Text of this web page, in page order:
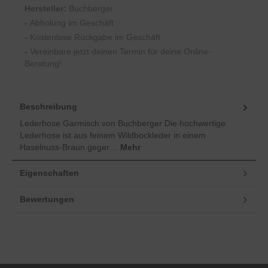
Hersteller: Buchberger
- Abholung im Geschäft
- Kostenlose Rückgabe im Geschäft
- Vereinbare jetzt deinen Termin für deine Online-
Beratung!
Beschreibung
Lederhose Garmisch von Buchberger Die hochwertige
Lederhose ist aus feinem Wildbockleder in einem
Haselnuss-Braun geger…
Mehr
Eigenschaften
Bewertungen